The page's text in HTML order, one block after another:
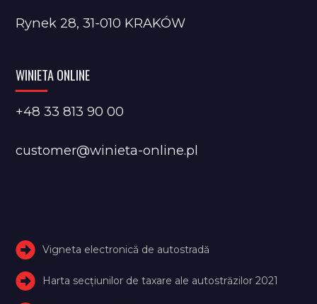
Rynek 28, 31-010 KRAKÓW
WINIETA ONLINE
+48 33 813 90 00
customer@winieta-online.pl
Vigneta electronică de autostradă
Harta secțiunilor de taxare ale autostrăzilor 2021